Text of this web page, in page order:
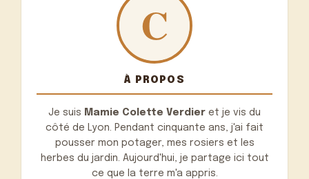
À PROPOS
Je suis Mamie Colette Verdier et je vis du
côté de Lyon. Pendant cinquante ans, j'ai fait
pousser mon potager, mes rosiers et les
herbes du jardin. Aujourd'hui, je partage ici tout
ce que la terre m'a appris.